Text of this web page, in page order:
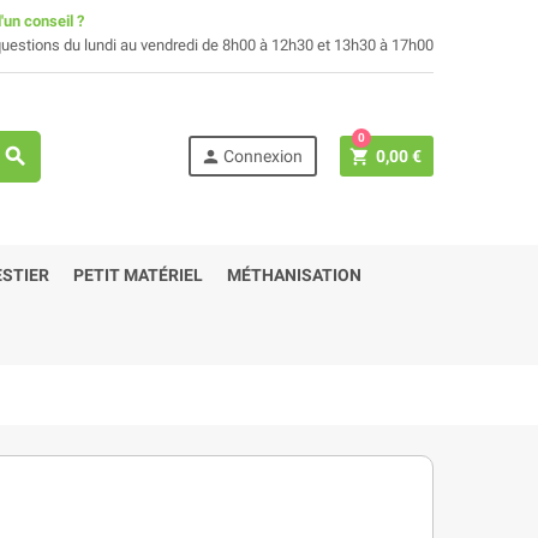
conseil ?
du lundi au vendredi de 8h00 à 12h30 et 13h30 à 17h00
search person Connexion shopping_cart 0,00 €
0
PETIT MATÉRIEL MÉTHANISATION